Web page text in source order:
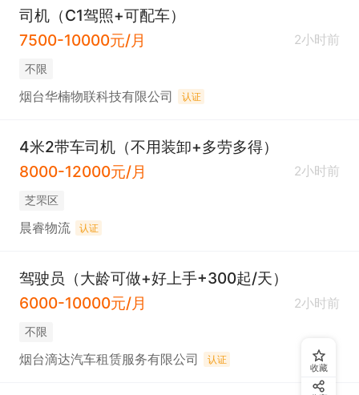
司机（C1驾照+可配车）
7500-10000元/月
2小时前
不限
烟台华楠物联科技有限公司 认证
4米2带车司机（不用装卸+多劳多得）
8000-12000元/月
2小时前
芝罘区
晨睿物流 认证
驾驶员（大龄可做+好上手+300起/天）
6000-10000元/月
2小时前
不限
烟台滴达汽车租赁服务有限公司 认证
收藏